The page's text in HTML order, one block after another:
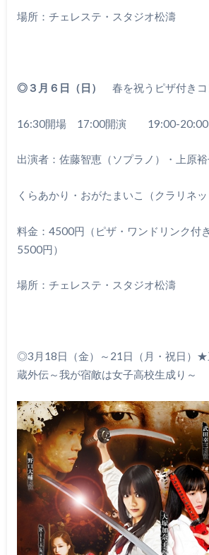
場所：チェレステ・スタジオ松濤
◎３月６日（日） 春を祝うピザ付きコ
16:30開場 17:00開演 19:00-
出演者：佐藤智恵（ソプラノ）・上原裕
くらあかり・おがたまいこ（クラリネッ
料金：4500円（ピザ・ワンドリンク付
5500円）
場所：チェレステ・スタジオ松濤
◎3月18日（金）～21日（月・祝日）
蔵外伝～我が宿敵は女子高校生成り～